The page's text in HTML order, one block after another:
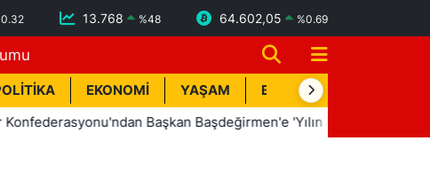
0.32 13.768 %48 64.602,05 %0.69
EKONOMİ YAŞAM BİK İLAN
Başkan Başdeğirmen'e 'Yılın En Başarılı Belediye